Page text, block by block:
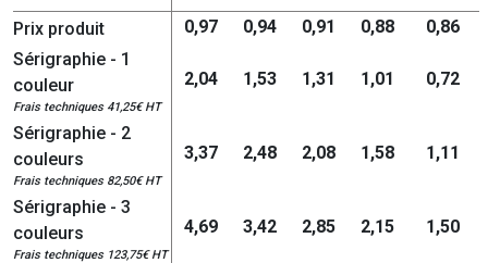
Prix produit 0,97 0,94 0,91 0,88
0,86
Sérigraphie - 1
couleur
Frais techniques 41,25€ HT
2,04 1,53 1,31 1,01 0,72
Sérigraphie - 2
couleurs
Frais techniques 82,50€ HT
3,37 2,48 2,08 1,58 1,11
Sérigraphie - 3
couleurs
Frais techniques 123,75€ HT
4,69 3,42 2,85 2,15 1,50